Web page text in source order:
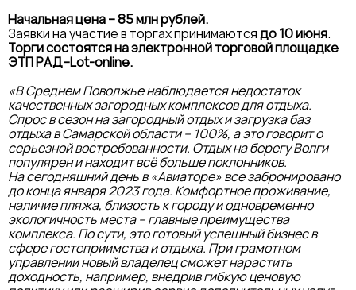
Начальная цена – 85 млн рублей.
Заявки на участие в торгах принимаютсядо 10 июня.
Торги состоятся на электронной торговой площадке
ЭТП РАД–Lot-online.
«В Среднем Поволжье наблюдается недостаток
качественных загородных комплексов для отдыха.
Спрос в сезон на загородный отдых и загрузка баз
отдыха в Самарской области – 100%, а это говорит о
серьезной востребованности. Отдых на берегу Волги
популярен и находит всё больше поклонников.
На сегодняшний день в «Авиаторе» все забронировано
до конца января 2023 года. Комфортное проживание,
наличие пляжа, близость к городу и одновременно
экологичность места – главные преимущества
комплекса. По сути, это готовый успешный бизнес в
сфере гостеприимства и отдыха. При грамотном
управлении новый владелец сможет нарастить
доходность, например, внедрив гибкую ценовую